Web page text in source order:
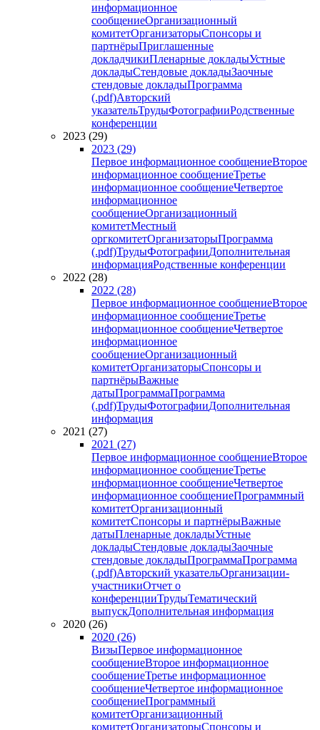
информационное
сообщениеОрганизационный
комитетОрганизаторыСпонсоры и
партнёрыПриглашенные
докладчикиПленарные докладыУстные
докладыСтендовые докладыЗаочные
стендовые докладыПрограмма
(.pdf)Авторский
указательТрудыФотографииРодственные
конференции
2023 (29)
2023 (29)
Первое информационное сообщениеВторое
информационное сообщениеТретье
информационное сообщениеЧетвертое
информационное
сообщениеОрганизационный
комитетМестный
оргкомитетОрганизаторыПрограмма
(.pdf)ТрудыФотографииДополнительная
информацияРодственные конференции
2022 (28)
2022 (28)
Первое информационное сообщениеВторое
информационное сообщениеТретье
информационное сообщениеЧетвертое
информационное
сообщениеОрганизационный
комитетОрганизаторыСпонсоры и
партнёрыВажные
датыПрограммаПрограмма
(.pdf)ТрудыФотографииДополнительная
информация
2021 (27)
2021 (27)
Первое информационное сообщениеВторое
информационное сообщениеТретье
информационное сообщениеЧетвертое
информационное сообщениеПрограммный
комитетОрганизационный
комитетСпонсоры и партнёрыВажные
датыПленарные докладыУстные
докладыСтендовые докладыЗаочные
стендовые докладыПрограммаПрограмма
(.pdf)Авторский указательОрганизации-
участникиОтчет о
конференцииТрудыТематический
выпускДополнительная информация
2020 (26)
2020 (26)
ВизыПервое информационное
сообщениеВторое информационное
сообщениеТретье информационное
сообщениеЧетвертое информационное
сообщениеПрограммный
комитетОрганизационный
комитетОрганизаторыСпонсоры и